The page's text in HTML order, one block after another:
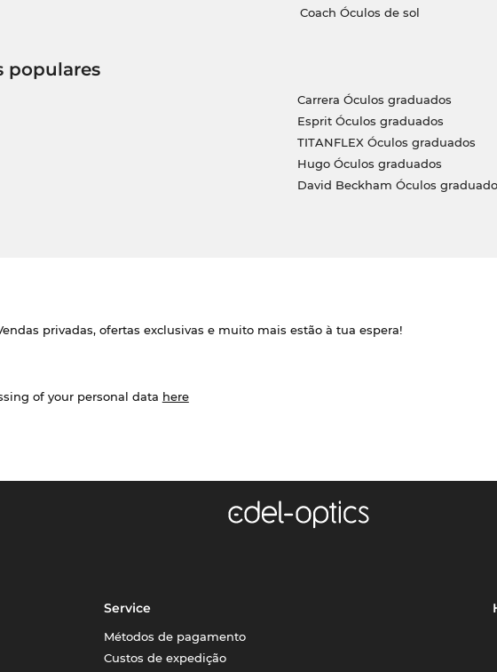
Coach Óculos de sol
populares
Carrera Óculos graduados
Esprit Óculos graduados
TITANFLEX Óculos graduados
Hugo Óculos graduados
David Beckham Óculos
privadas, ofertas exclusivas e muito mais estão à tua espera!
of your personal data here
Service
Métodos de pagamento
Custos de expedição